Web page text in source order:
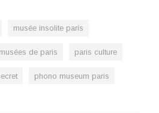
musée insolite paris
musées de paris paris culture
phono museum paris